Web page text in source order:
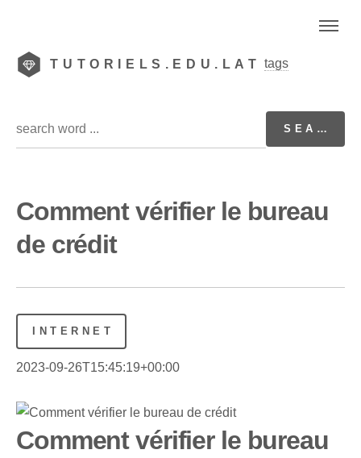
TUTORIELS.EDU.LAT tags
Comment vérifier le bureau
de crédit
INTERNET
2023-09-26T15:45:19+00:00
Comment vérifier le bureau